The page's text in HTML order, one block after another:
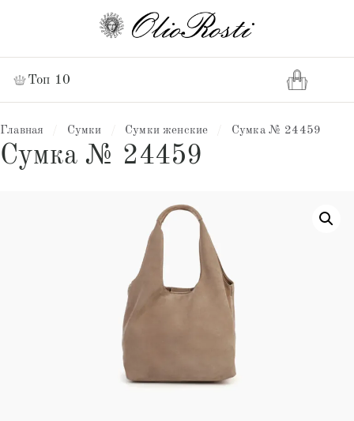
Топ 10
Главная Сумки Сумки женские Сумка № 24459
Сумка № 24459